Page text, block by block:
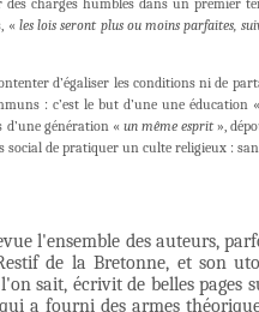
des charges humbles dans un
« les lois seront plus ou moins parfaites,
d’égaliser les conditions ni de
: c’est le but d’une une éducation
génération « un même esprit»,
social de pratiquer un culte religieux :
l'ensemble des auteurs,
de la Bretonne, et son
sait, écrivit de belles pages
a fourni des armes